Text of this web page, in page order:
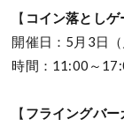
【 コイン落としゲ
開催日：5月3日
時間：11:00～
【 フライングバー